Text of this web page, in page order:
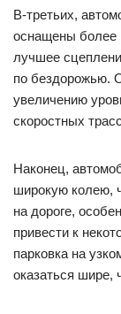
В-третьих,
оснащены более
лучшее
по бездорожью.
увеличению
скоростных
Наконец,
широкую колею,
на дороге,
привести к
парковка на
оказаться шире,